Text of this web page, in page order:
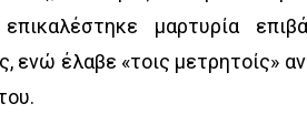
μαρτυρία
έλαβε «τοις μετρητοίς»